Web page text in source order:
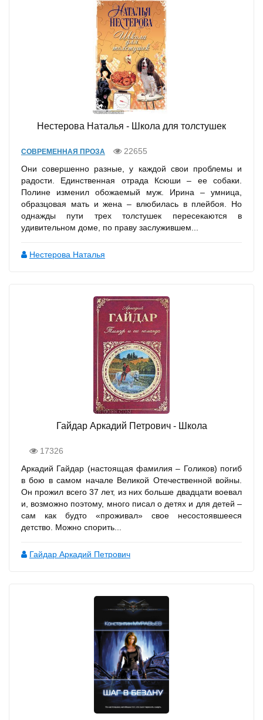
Нестерова Наталья - Школа для толстушек
СОВРЕМЕННАЯ ПРОЗА
22655
Они совершенно разные, у каждой свои проблемы и
радости. Единственная отрада Ксюши – ее собаки.
Полине изменил обожаемый муж. Ирина – умница,
образцовая мать и жена – влюбилась в плейбоя. Но
однажды пути трех толстушек пересекаются в
удивительном доме, по праву заслужившем...
Нестерова Наталья
Гайдар Аркадий Петрович - Школа
17326
Аркадий Гайдар (настоящая фамилия – Голиков) погиб
в бою в самом начале Великой Отечественной войны.
Он прожил всего 37 лет, из них больше двадцати воевал
и, возможно поэтому, много писал о детях и для детей –
сам как будто «проживал» свое несостоявшееся
детство. Можно спорить...
Гайдар Аркадий Петрович